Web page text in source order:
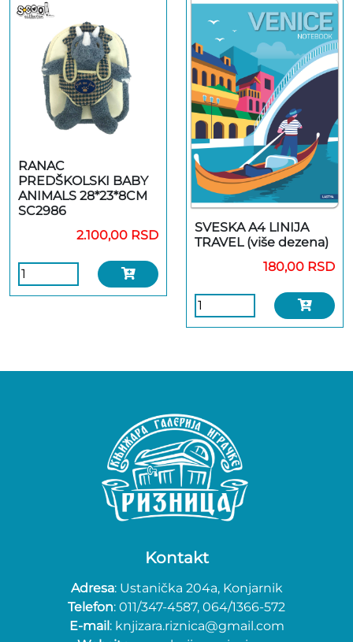
RANAC
PREDŠKOLSKI BABY
ANIMALS 28*23*8CM
SC2986
2.100,00 RSD
SVESKA A4 LINIJA
TRAVEL (više dezena)
180,00 RSD
Kontakt
Adresa: Ustanička 204a, Konjarnik
Telefon: 011/347-4587, 064/1366-572
E-mail : knjizara.riznica@gmail.com